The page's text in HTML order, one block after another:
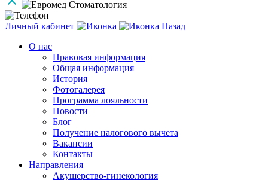
Личный кабинет
Назад
О нас
Правовая информация
Общая информация
История
Фотогалерея
Программа лояльности
Новости
Блог
Получение налогового вычета
Вакансии
Контакты
Направления
Акушерство-гинекология